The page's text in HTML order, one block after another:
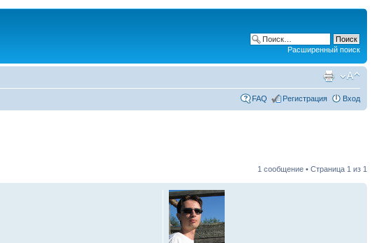
Расширенный поиск
FAQ Регистрация Вход
1 сообщение • Страница 1 из 1